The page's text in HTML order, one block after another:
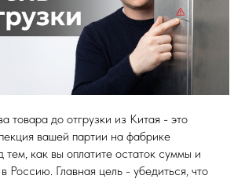
товара до отгрузки из Китая - это
вашей партии на фабрике
тем, как вы оплатите остаток суммы и
Россию. Главная цель - убедиться, что